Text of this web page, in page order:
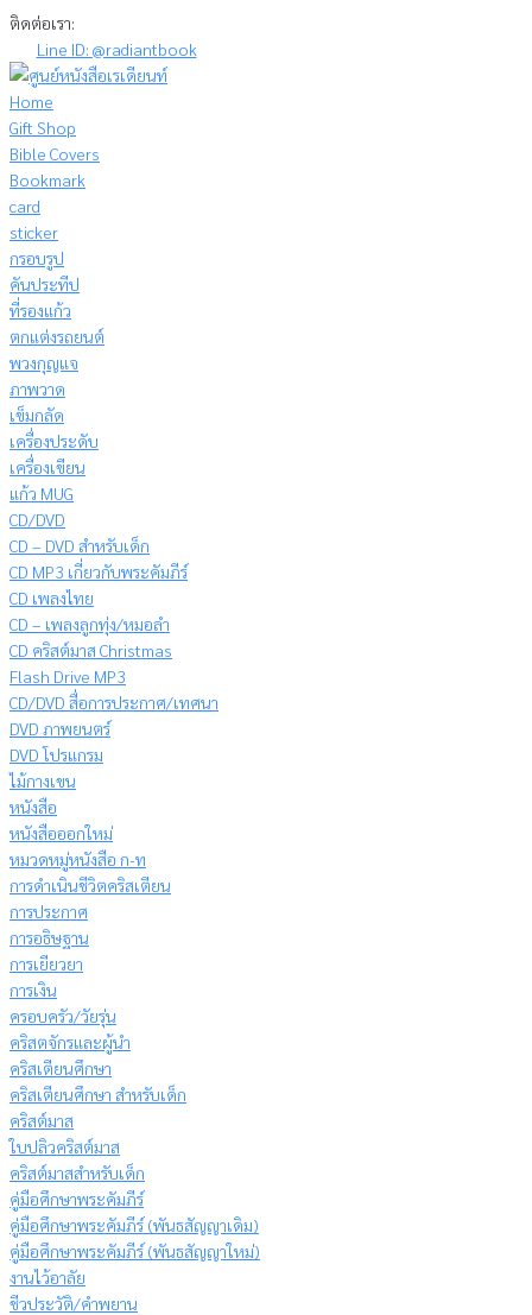
Skip
content
ติดต่อเรา:
Line ID: @radiantbook
Home
Gift Shop
Bible Covers
Bookmark
card
sticker
กรอบรูป
คันประทีป
ที่รองแก้ว
ตกแต่งรถยนต์
พวงกุญแจ
ภาพวาด
เข็มกลัด
เครื่องประดับ
เครื่องเขียน
แก้ว MUG
CD/DVD
CD – DVD สำหรับเด็ก
CD MP3 เกี่ยวกับพระคัมภีร์
CD เพลงไทย
CD – เพลงลูกทุ่ง/หมอลำ
CD คริสต์มาส Christmas
Flash Drive MP3
CD/DVD สื่อการประกาศ/เทศนา
DVD ภาพยนตร์
DVD โปรแกรม
ไม้กางเขน
หนังสือ
หนังสือออกใหม่
หมวดหมู่หนังสือ ก-ท
การดำเนินชีวิตคริสเตียน
การประกาศ
การอธิษฐาน
การเยียวยา
การเงิน
ครอบครัว/วัยรุ่น
คริสตจักรและผู้นำ
คริสเตียนศึกษา
คริสเตียนศึกษา สำหรับเด็ก
คริสต์มาส
ใบปลิวคริสต์มาส
คริสต์มาสสำหรับเด็ก
คู่มือศึกษาพระคัมภีร์
คู่มือศึกษาพระคัมภีร์ (พันธสัญญาเดิม)
คู่มือศึกษาพระคัมภีร์ (พันธสัญญาใหม่)
งานไว้อาลัย
ชีวประวัติ/คำพยาน